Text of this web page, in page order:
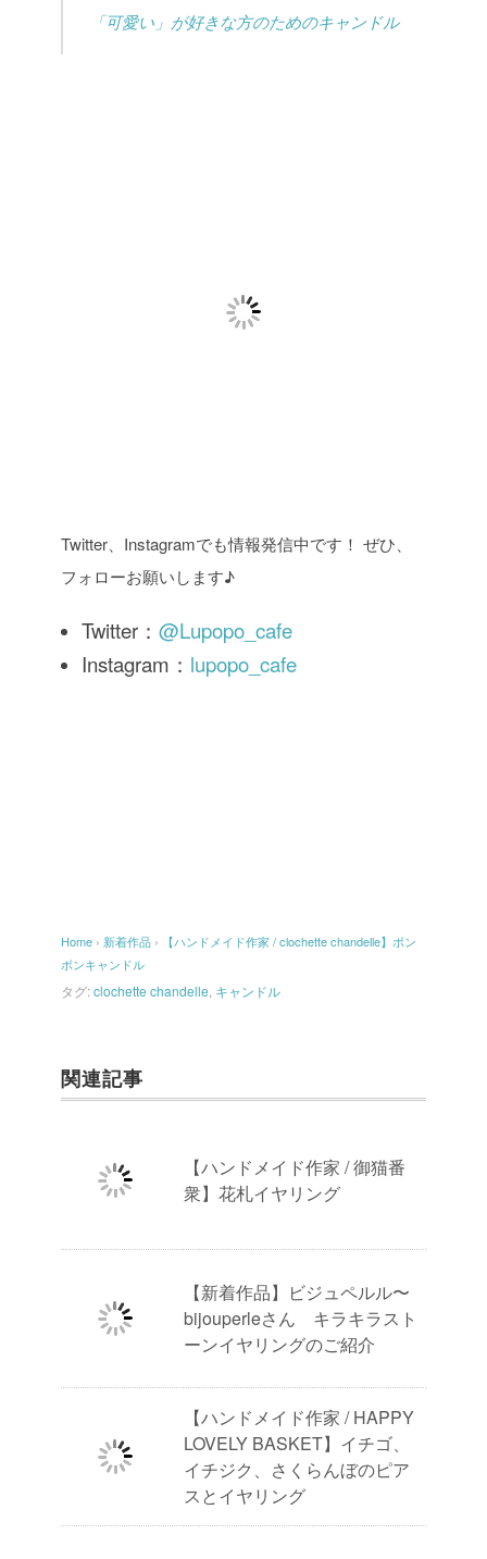
「可愛い」が好きな方のためのキャンドル
Twitter、Instagramでも情報発信中です！ ぜひ、
フォローお願いします♪
Twitter： @Lupopo_cafe
Instagram： lupopo_cafe
Home › 新着作品 ›
【ハンドメイド作家 / clochette chandelle】ボン
ボンキャンドル
タグ:clochette chandelle キャンドル
関連記事
【ハンドメイド作家 / 御猫番
衆】花札イヤリング
【新着作品】ビジュペルル〜
bijouperleさん キラキラスト
ーンイヤリングのご紹介
【ハンドメイド作家 / HAPPY
LOVELY BASKET】イチゴ、
イチジク、さくらんぼのピア
スとイヤリング